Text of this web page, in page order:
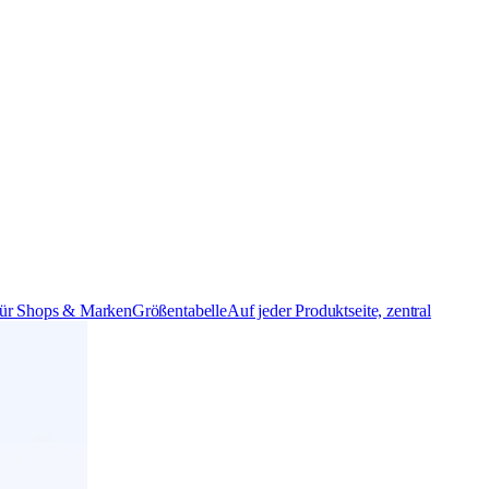
Shops & MarkenGrößentabelleAuf jeder Produktseite, zentral